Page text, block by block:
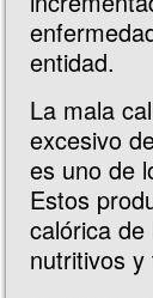
entidad.
La mala
excesivo
es uno de
Estos
calórica
nutritivos y